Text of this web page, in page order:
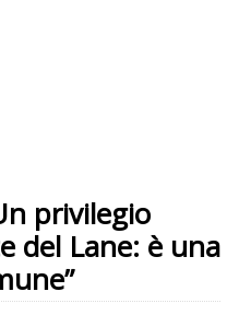
privilegio
del Lane: è una